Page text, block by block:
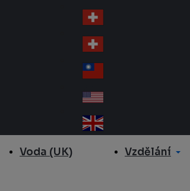
a
Sw
ed
en
Sw
itz
erl
an
d
Sw
itz
erl
an
d
wa
n
A
Un
Voda (UK) Vzdělání